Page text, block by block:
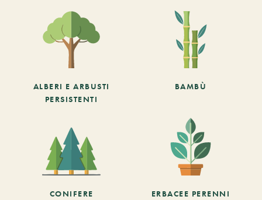
ALBERI E ARBUSTI
PERSISTENTI
BAMBÙ
CONIFERE ERBACEE PERENNI